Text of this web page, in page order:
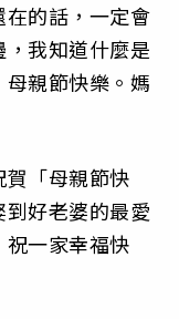
的話，一定會
我知道什麼是
親節快樂。媽
「母親節快
好老婆的最愛
一家幸福快